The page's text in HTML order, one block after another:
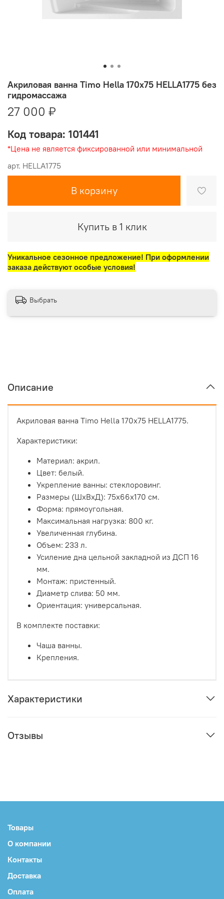
арт. HELLA1775
Акриловая ванна Timo Hella 170x75 HELLA1775 без
гидромассажа
27 000 ₽
Код товара: 101441
*Цена не является фиксированной или минимальной
В корзину
Купить в 1 клик
Уникальное сезонное предложение! При оформлении
заказа действуют особые условия!
Выбрать
Описание
Акриловая ванна Timo Hella 170x75 HELLA1775.
Характеристики:
Материал: акрил.
Цвет: белый.
Укрепление ванны: стеклоровинг.
Размеры (ШхВхД): 75х66х170 см.
Форма: прямоугольная.
Максимальная нагрузка: 800 кг.
Увеличенная глубина.
Объем: 233 л.
Усиление дна цельной закладной из ДСП 16
мм.
Монтаж: пристенный.
Диаметр слива: 50 мм.
Ориентация: универсальная.
В комплекте поставки:
Чаша ванны.
Крепления.
Характеристики
Отзывы
Товары
О компании
Контакты
Доставка
Оплата